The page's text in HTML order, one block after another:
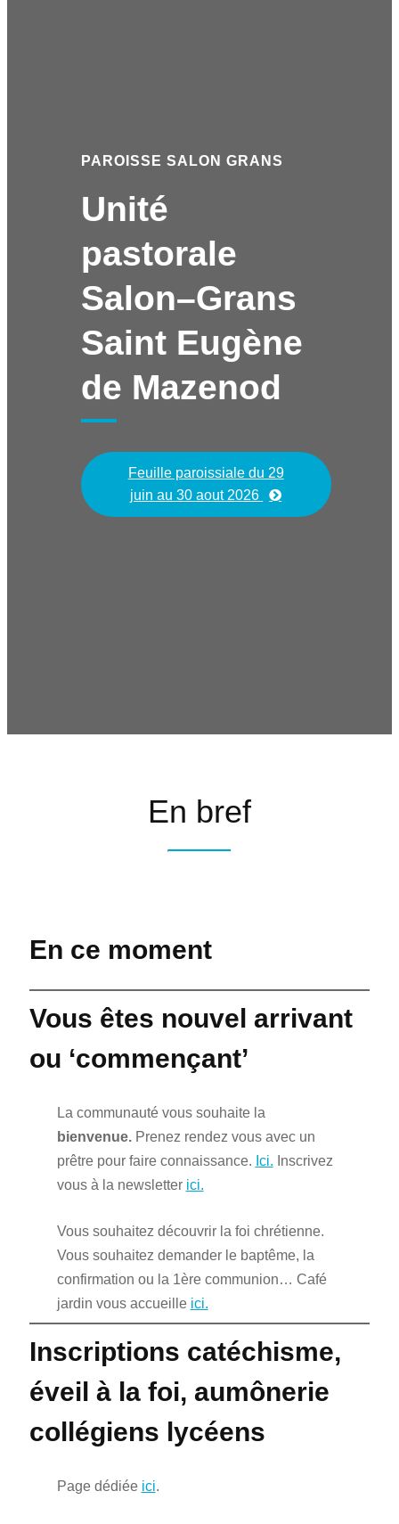
PAROISSE SALON GRANS
Unité
pastorale
Salon–Grans
Saint Eugène
de Mazenod
Feuille paroissiale du 29
juin au 30 aout 2026
En bref
En ce moment
Vous êtes nouvel arrivant
ou ‘commençant’
La communauté vous souhaite la
bienvenue.Prenez rendez vous avec un
prêtre pour faire connaissance. Ici. Inscrivez
vous à la newsletter ici.
Vous souhaitez découvrir la foi chrétienne.
Vous souhaitez demander le baptême, la
confirmation ou la 1ère communion… Café
jardin vous accueille ici.
Inscriptions catéchisme,
éveil à la foi, aumônerie
collégiens lycéens
Page dédiée ici.